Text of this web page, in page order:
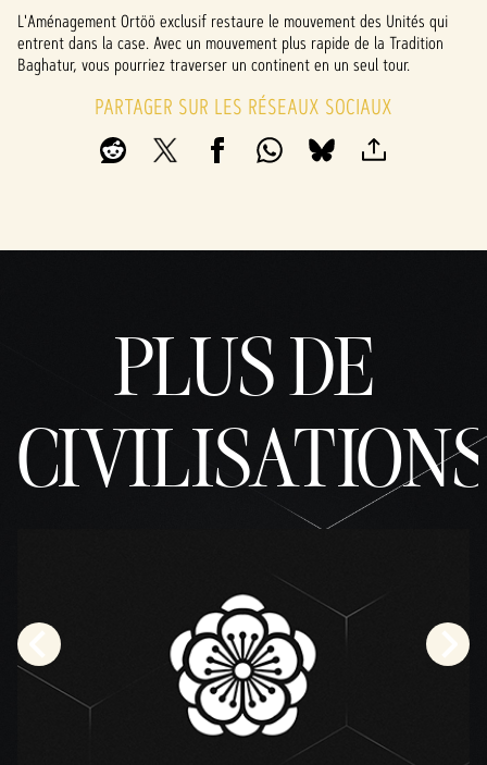
L'Aménagement Ortöö exclusif restaure le mouvement des Unités qui
entrent dans la case. Avec un mouvement plus rapide de la Tradition
Baghatur, vous pourriez traverser un continent en un seul tour.
PARTAGER SUR LES RÉSEAUX SOCIAUX
PLUS DE